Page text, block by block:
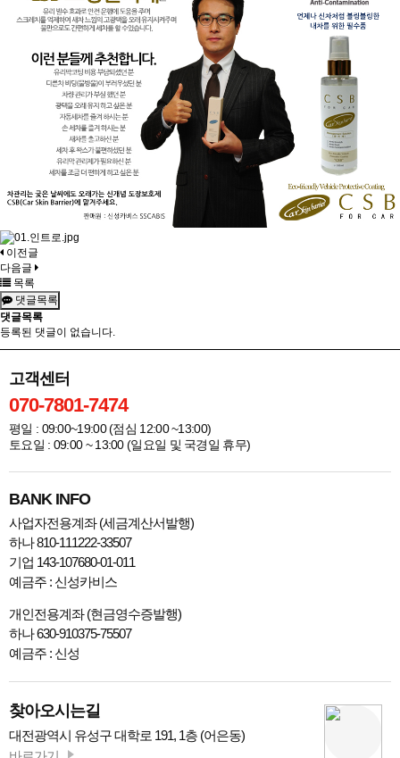
이전글
다음글
목록
댓글목록
댓글목록
등록된 댓글이 없습니다.
고객센터
070-7801-7474
평일 : 09:00~19:00 (점심 12:00 ~13:00)
토요일 : 09:00 ~ 13:00 (일요일 및 국경일 휴무)
BANK INFO
사업자전용계좌 (세금계산서발행)
하나 810-111222-33507
기업 143-107680-01-011
예금주 : 신성카비스
개인전용계좌 (현금영수증발행)
하나 630-910375-75507
예금주 : 신성
찾아오시는길
대전광역시 유성구 대학로 191, 1층 (어은동)